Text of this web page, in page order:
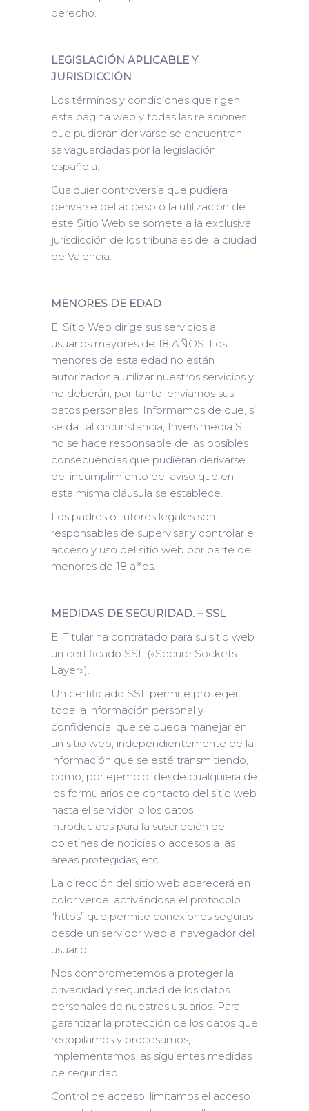
derecho.
LEGISLACIÓN APLICABLE Y
JURISDICCIÓN
Los términos y condiciones que rigen
esta página web y todas las relaciones
que pudieran derivarse se encuentran
salvaguardadas por la legislación
española.
Cualquier controversia que pudiera
derivarse del acceso o la utilización de
este Sitio Web se somete a la exclusiva
jurisdicción de los tribunales de la ciudad
de Valencia.
MENORES DE EDAD
El Sitio Web dirige sus servicios a
usuarios mayores de 18 AÑOS. Los
menores de esta edad no están
autorizados a utilizar nuestros servicios y
no deberán, por tanto, enviarnos sus
datos personales. Informamos de que, si
se da tal circunstancia, Inversimedia S.L.
no se hace responsable de las posibles
consecuencias que pudieran derivarse
del incumplimiento del aviso que en
esta misma cláusula se establece.
Los padres o tutores legales son
responsables de supervisar y controlar el
acceso y uso del sitio web por parte de
menores de 18 años.
MEDIDAS DE SEGURIDAD. – SSL
El Titular ha contratado para su sitio web
un certificado SSL («Secure Sockets
Layer»).
Un certificado SSL permite proteger
toda la información personal y
confidencial que se pueda manejar en
un sitio web, independientemente de la
información que se esté transmitiendo,
como, por ejemplo, desde cualquiera de
los formularios de contacto del sitio web
hasta el servidor, o los datos
introducidos para la suscripción de
boletines de noticias o accesos a las
áreas protegidas, etc.
La dirección del sitio web aparecerá en
color verde, activándose el protocolo
“https” que permite conexiones seguras
desde un servidor web al navegador del
usuario.
Nos comprometemos a proteger la
privacidad y seguridad de los datos
personales de nuestros usuarios. Para
garantizar la protección de los datos que
recopilamos y procesamos,
implementamos las siguientes medidas
de seguridad:
Control de acceso: limitamos el acceso